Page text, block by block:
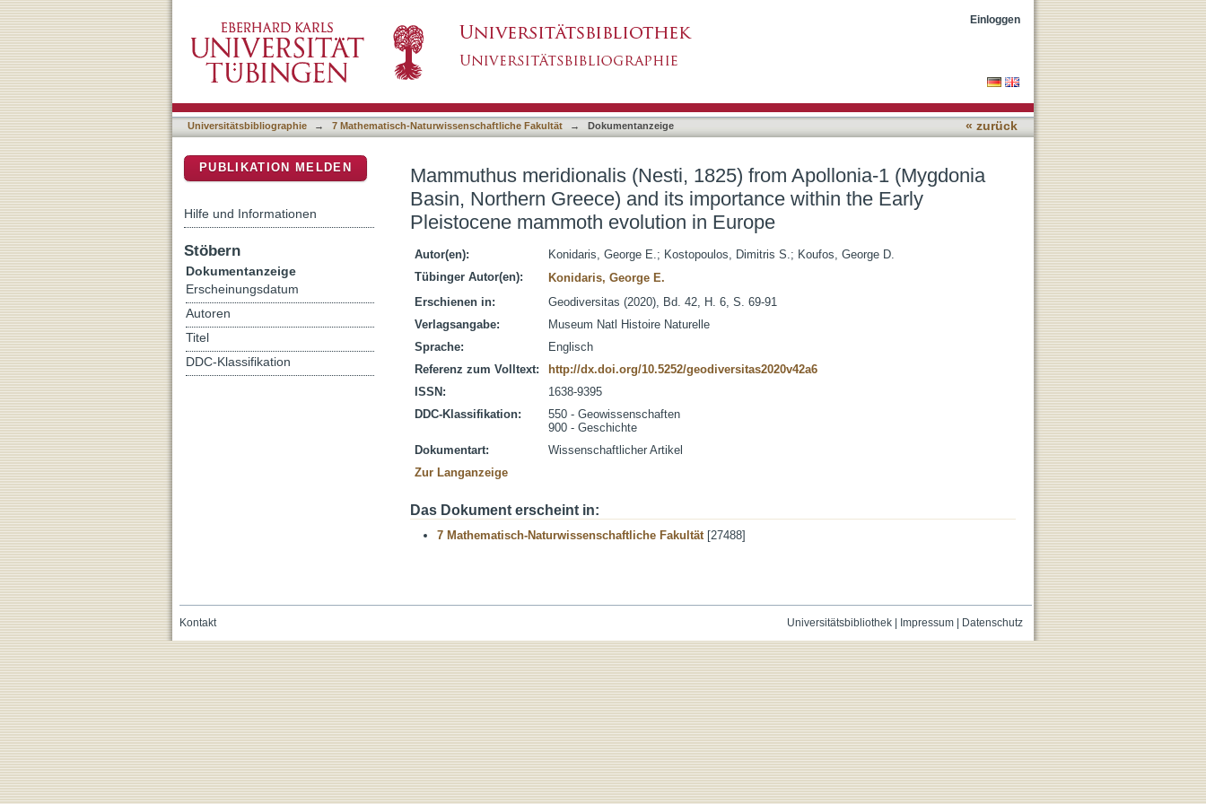
Mammuthus meridionalis (Nesti, 1825) from Apollonia-1 (Mygdonia Basin, Northern Greece) and
its importance within the Early Pleistocene mammoth evolution in Europe
Einloggen
Universitätsbibliographie → 7 Mathematisch-Naturwissenschaftliche Fakultät → Dokumentanzeige « zurück
Mammuthus meridionalis (Nesti, 1825) from Apollonia-1 (Mygdonia
Basin, Northern Greece) and its importance within the Early
Pleistocene mammoth evolution in Europe
Autor(en): Konidaris, George E.; Kostopoulos, Dimitris S.; Koufos, George D.
Tübinger Autor(en):
Konidaris, George E.
Erschienen in:
Geodiversitas (2020), Bd. 42, H. 6, S. 69-91
Verlagsangabe:
Museum Natl Histoire Naturelle
Sprache:
Englisch
Referenz zum Volltext:
http://dx.doi.org/10.5252/geodiversitas2020v42a6
ISSN:
1638-9395
DDC-Klassifikation:
550 - Geowissenschaften
900 - Geschichte
Dokumentart:
Wissenschaftlicher Artikel
Zur Langanzeige
Das Dokument erscheint in:
7 Mathematisch-Naturwissenschaftliche Fakultät[27488]
PUBLIKATION MELDEN
Hilfe und Informationen
Stöbern
Dokumentanzeige
Erscheinungsdatum
Autoren
Titel
DDC-Klassifikation
Universitätsbibliothek| Impressum| Datenschutz
Kontakt